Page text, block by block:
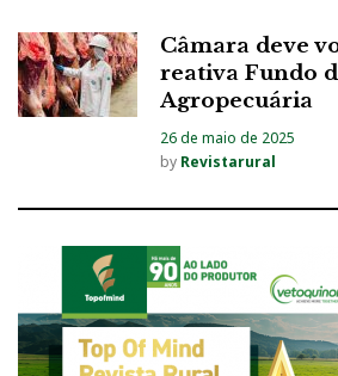
Câmara deve
reativa Fundo
Agropecuária
26 de maio de 2025
by Revistarural